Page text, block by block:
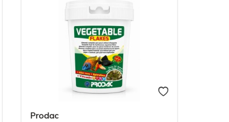
Prodac